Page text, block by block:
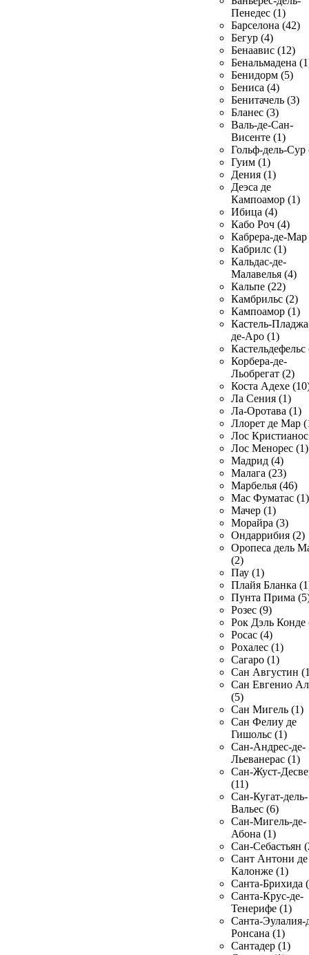
Пенедес (1)
Барселона (42)
Бегур (4)
Бенаавис (12)
Бенальмадена
Бенидорм (5)
Бениса (4)
Бенитачель (3)
Бланес (3)
Валь-де-Сан-
Висенте (1)
Гольф-дель-Сур
Гуим (1)
Дения (1)
Деэса де
Кампоамор (1)
Ибица (4)
Кабо Роч (4)
Кабрера-де-Мар
Кабрилс (1)
Кальдас-де-
Малавелья (4)
Кальпе (22)
Камбрильс (2)
Кампоамор (1)
Кастель-
де-Аро (1)
Кастельдефельс
Корбера-де-
Льобрегат (2)
Коста Адехе
Ла Сения (1)
Ла-Оротава (1)
Ллорет де Мар
Лос
Лос Менорес (1)
Мадрид (4)
Малага (23)
Марбелья (46)
Мас Фуматас (1)
Мачер (1)
Морайра (3)
Ондаррибия (2)
Оропеса дель
(2)
Пау (1)
Плайя Бланка
Пунта Прима
Розес (9)
Рок Дэль Конде
Росас (4)
Рохалес (1)
Сагаро (1)
Сан Августин
Сан Евгенио
(5)
Сан Мигель (1)
Сан Фелиу де
Гишольс (1)
Сан-Андрес-де-
Льеванерас (1)
Сан-Жуст-
(11)
Сан-Кугат-дель-
Вальес (6)
Сан-Мигель-де-
Абона (1)
Сан-Себастьян
Сант Антони де
Калонже (1)
Санта-Брихида
Санта-Крус-де-
Тенерифе (1)
Санта-Эулалия-
Ронсана (1)
Сантадер (1)